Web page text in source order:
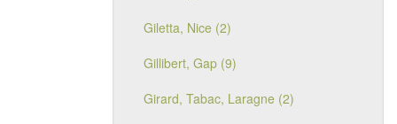
Giletta, Nice (2)
Gillibert, Gap (9)
Girard, Tabac, Laragne (2)